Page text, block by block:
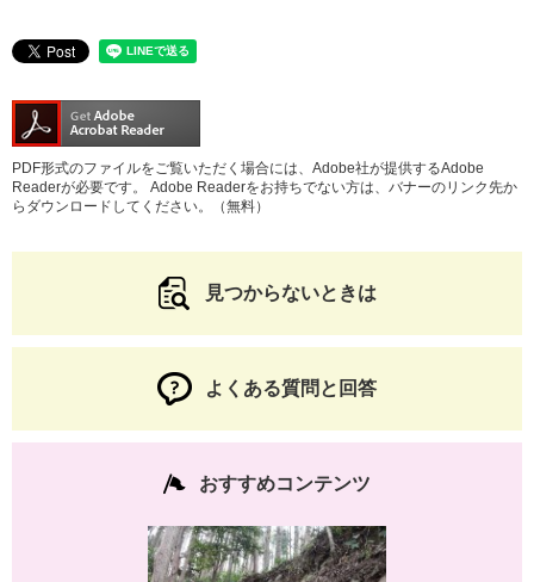
PDF形式のファイルをご覧いただく場合には、Adobe社が提供するAdobe
Readerが必要です。
Adobe Readerをお持ちでない方は、バナーのリンク先か
らダウンロードしてください。（無料）
見つからないときは
よくある質問と回答
おすすめコンテンツ